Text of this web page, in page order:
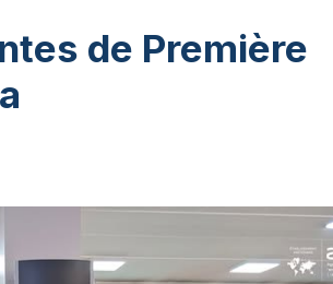
de Première